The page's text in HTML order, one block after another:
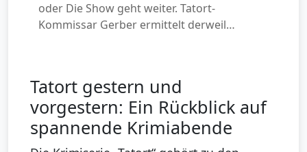
oder Die Show geht weiter. Tatort-
Kommissar Gerber ermittelt derweil…
Tatort gestern und
vorgestern: Ein Rückblick auf
spannende Krimiabende